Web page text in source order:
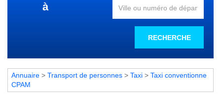
à
RECHERCHE
Annuaire > Transport de personnes > Taxi > Taxi conventionne
CPAM